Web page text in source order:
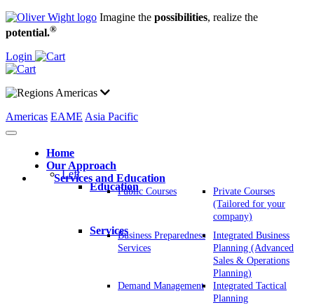
Imagine the possibilities, realize the
potential.®
Login
Americas
Americas EAME Asia Pacific
Home
Our Approach
Services and Education
Left
EducationPublic Courses
Private Courses
(Tailored for your
company)
ServicesBusiness Preparedness
Services
Integrated Business
Planning (Advanced
Sales & Operations
Planning)
Demand Management
Integrated Tactical
Planning